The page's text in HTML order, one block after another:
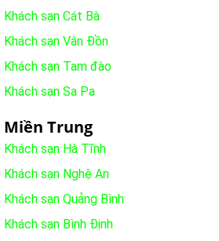
Khách sạn Cát Bà
Khách sạn Vân Đồn
Khách sạn Tam đào
Khách sạn Sa Pa
Miền Trung
Khách sạn Hà Tĩnh
Khách sạn Nghệ An
Khách sạn Quảng Bình
Khách sạn Bình Định